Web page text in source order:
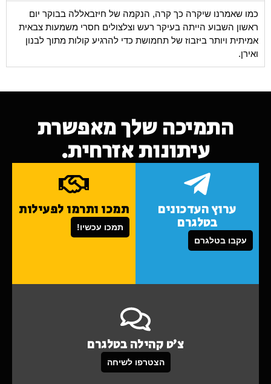
כמו שאמרנו שיקרה כך קרה, הנקמה של חיזבאללה בבוקר יום
ראשון השבוע הייתה בעיקר רעש וצלצולים חסרי משמעות צבאית
אמיתית ויותר ביזבוז של תחמושת כדי להרגיע קולות מתוך לבנון
ואירן.
התמיכה שלך מאפשרת
עיתונות אזרחית.
ערוץ העדכונים
בטלגרם
עקבו בטלגרם
תמכו ותרמו לפעילות
תמכו עכשיו!
צ'ט קהילה בטלגרם
הצטרפו לשיחה